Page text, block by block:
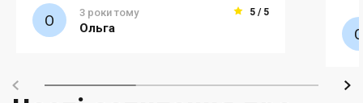
3 роки тому
Ольга
5 / 5